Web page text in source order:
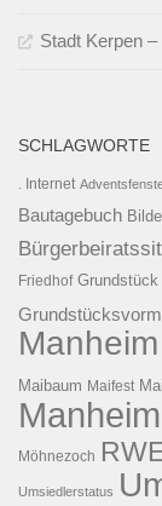
Stadt Kerpen
SCHLAGWORTE
. Internet
Bautagebuch
Friedhof Grundstück
Manheim
Maibaum Maifest
Möhnezoch
Umsiedlerstatus